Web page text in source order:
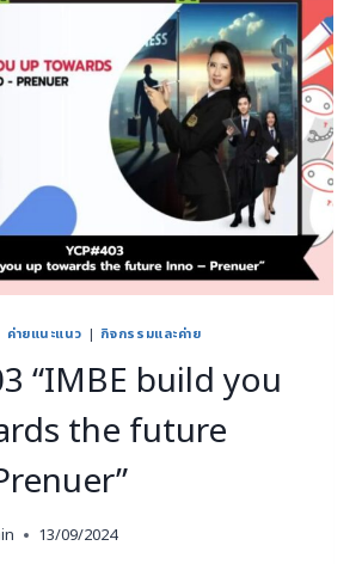
ค่ายแนะแนว | กิจกรรมและค่าย
“IMBE build you
the future
13/09/2024